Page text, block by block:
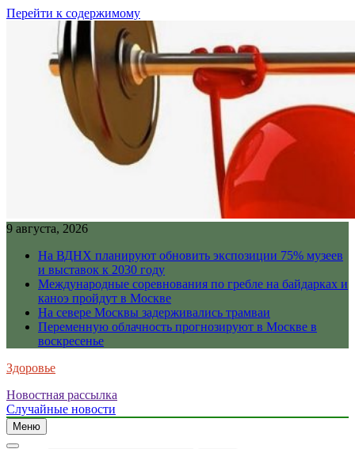
Перейти к содержимому
9 августа, 2026
На ВДНХ планируют обновить экспозиции 75% музеев
и выставок к 2030 году
Международные соревнования по гребле на байдарках и
каноэ пройдут в Москве
На севере Москвы задерживались трамваи
Переменную облачность прогнозируют в Москве в
воскресенье
Здоровье
Новостная рассылка
Случайные новости
Меню